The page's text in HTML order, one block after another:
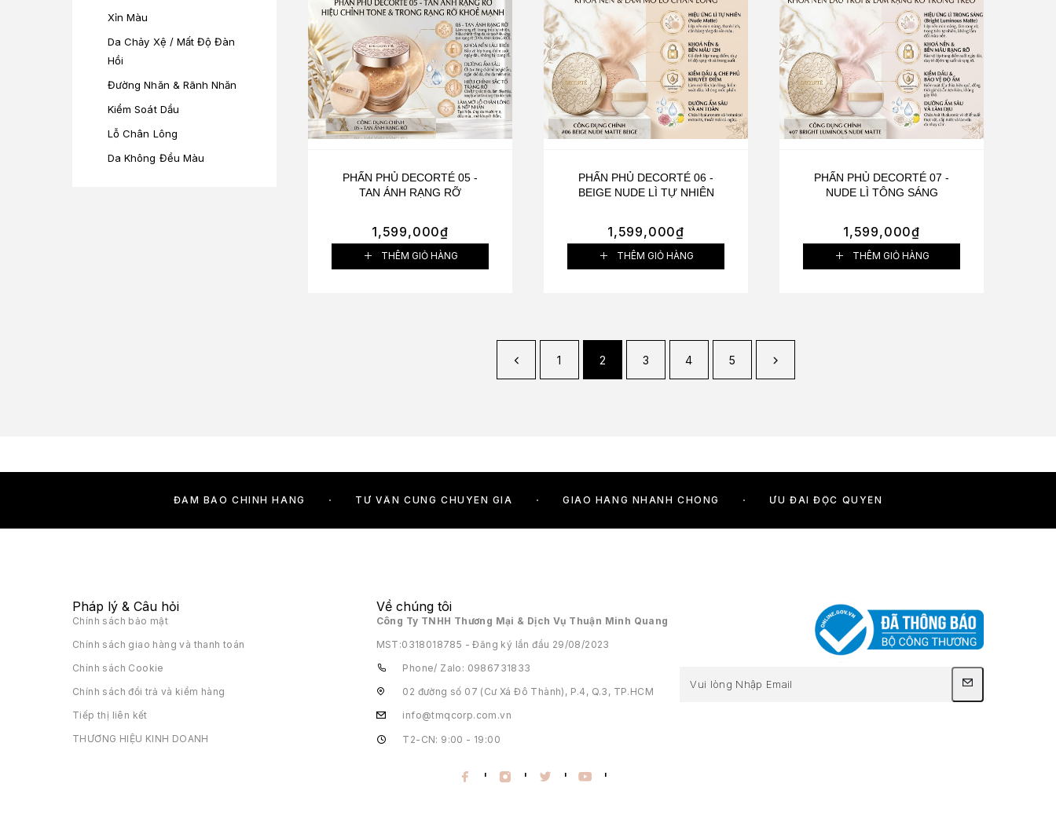
Xỉn Màu
Da Chảy Xệ / Mất Độ Đàn
Hồi
Đường Nhăn & Rãnh Nhăn
Kiểm Soát Dầu
Lỗ Chân Lông
Da Không Đều Màu
PHẤN PHỦ DECORTÉ 05 -
TAN ÁNH RẠNG RỠ
1,599,000₫
THÊM GIỎ HÀNG
PHẤN PHỦ DECORTÉ 06 -
BEIGE NUDE LÌ TỰ NHIÊN
1,599,000₫
THÊM GIỎ HÀNG
PHẤN PHỦ DECORTÉ 07 -
NUDE LÌ TÔNG SÁNG
1,599,000₫
THÊM GIỎ HÀNG
1 2 3 4 5
ĐẢM BẢO CHÍNH HÃNG TƯ VẤN CÙNG CHUYÊN GIA GIAO HÀNG NHANH CHÓNG ƯU ĐÃI ĐỘC QUYỀN
Pháp lý & Câu hỏi
Chính sách bảo mật
Chính sách giao hàng và thanh toán
Chính sách Cookie
Chính sách đổi trả và kiểm hàng
Tiếp thị liên kết
THƯƠNG HIỆU KINH DOANH
Về chúng tôi
Công Ty TNHH Thương Mại & Dịch Vụ Thuận Minh Quang
MST:0318018785 - Đăng ký lần đầu 29/08/2023
Phone/ Zalo: 0986731833
02 đường số 07 (Cư Xá Đô Thành), P.4, Q.3, TP.HCM
info@tmqcorp.com.vn
T2-CN: 9:00 - 19:00
' ' ' '